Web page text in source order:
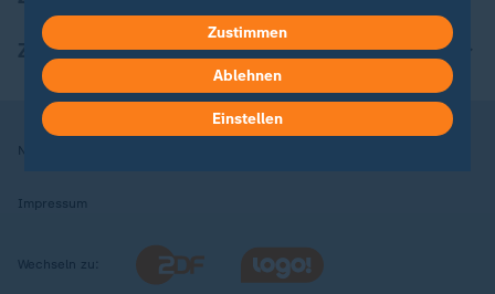
ZDFheute Apps
Nutzungsbedingungen
Impressum
Wechseln zu:
kannst du jederzeit mit Wirkung für die Zukunft
in deinen Einstellungen widerrufen oder ändern.
Hier findest du das Impressum.
Weitere Informationen findest du in unserer
Zustimmen
Ablehnen
Einstellen